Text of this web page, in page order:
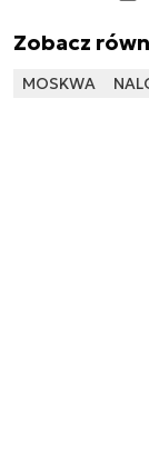
Zobacz
MOSKWA